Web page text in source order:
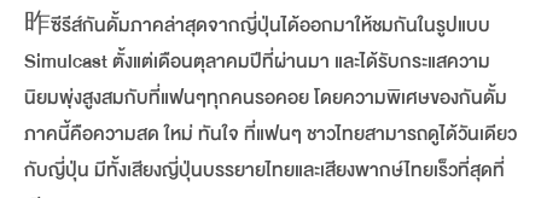
昨ซีรีส์กันดั้มภาคล่าสุดจากญี่ปุ่นได้ออกมาให้ชมกันในรูปแบบ
Simulcast ตั้งแต่เดือนตุลาคมปีที่ผ่านมา และได้รับกระแสความ
นิยมพุ่งสูงสมกับที่แฟนๆทุกคนรอคอย โดยความพิเศษของกันดั้ม
ภาคนี้คือความสด ใหม่ ทันใจ ที่แฟนๆ ชาวไทยสามารถดูได้วันเดียว
กับญี่ปุ่น มีทั้งเสียงญี่ปุ่นบรรยายไทยและเสียงพากษ์ไทยเร็วที่สุดที่